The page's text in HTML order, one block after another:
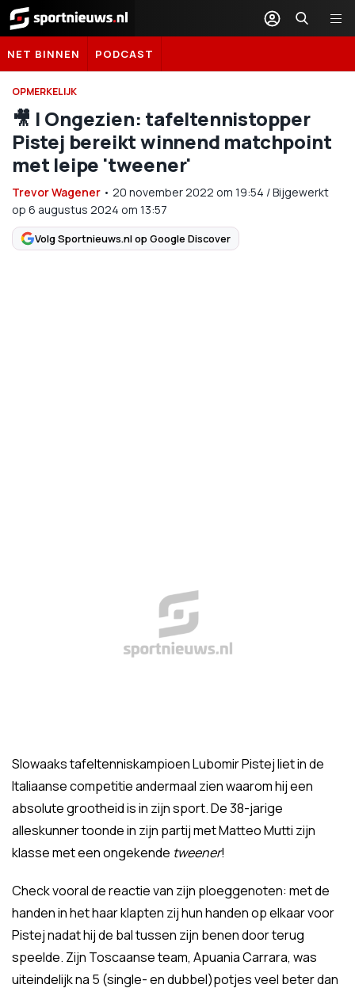
Sportnieuws.nl
NET BINNEN PODCAST
OPMERKELIJK
🎥 | Ongezien: tafeltennistopper
Pistej bereikt winnend matchpoint
met leipe 'tweener'
Trevor Wagener • 20 november 2022 om 19:54 /Bijgewerkt
op 6 augustus 2024 om 13:57
Volg Sportnieuws.nl op Google Discover
Slowaaks tafeltenniskampioen Lubomir Pistej liet in de
Italiaanse competitie andermaal zien waarom hij een
absolute grootheid is in zijn sport. De 38-jarige
alleskunner toonde in zijn partij met Matteo Mutti zijn
klasse met een ongekende tweener!
Check vooral de reactie van zijn ploeggenoten: met de
handen in het haar klapten zij hun handen op elkaar voor
Pistej nadat hij de bal tussen zijn benen door terug
speelde. Zijn Toscaanse team, Apuania Carrara, was
uiteindelijk na 5 (single- en dubbel)potjes veel beter dan